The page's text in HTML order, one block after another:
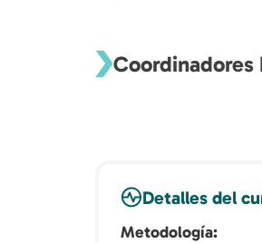
Coordinadores
Detalles del
Metodología